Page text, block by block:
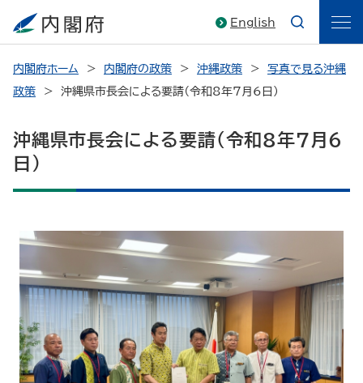
English
内閣府ホーム 内閣府の政策 沖縄政策
写真で見る沖縄
政策
沖縄県市長会による要請（令和8年7月6日）
沖縄県市長会による要請（令和8年7月6
日）